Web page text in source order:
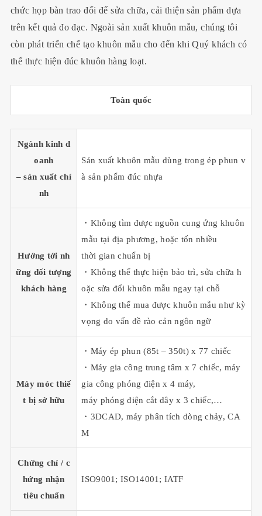
chức họp bàn trao đổi để sửa chữa, cải thiện sản phẩm dựa
trên kết quả đo đạc. Ngoài sản xuất khuôn mẫu, chúng tôi
còn phát triển chế tạo khuôn mẫu cho đến khi Quý khách có
thể thực hiện đúc khuôn hàng loạt.
Toàn quốc
Ngành kinh d
oanh
– sản xuất chí
nh
Sản xuất khuôn mẫu dùng trong ép phun v
à sản phẩm đúc nhựa
Hướng tới nh
ững đối tượng
khách hàng
・Không tìm được nguồn cung ứng khuôn
mẫu tại địa phương, hoặc tốn nhiều
thời gian chuẩn bị
・Không thể thực hiện bảo trì, sửa chữa h
oặc sửa đổi khuôn mẫu ngay tại chỗ
・Không thể mua được khuôn mẫu như kỳ
vọng do vấn đề rào cản ngôn ngữ
Máy móc thiế
t bị sở hữu
・Máy ép phun (85t – 350t) x 77 chiếc
・Máy gia công trung tâm x 7 chiếc, máy
gia công phóng điện x 4 máy,
máy phóng điện cắt dây x 3 chiếc,…
・3DCAD, máy phân tích dòng chảy, CA
M
Chứng chỉ / c
hứng nhận
tiêu chuẩn
ISO9001; ISO14001; IATF